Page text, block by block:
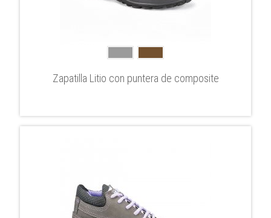
Zapatilla Litio con puntera de composite